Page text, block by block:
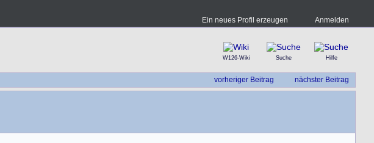
Ein neues Profil erzeugen Anmelden
W126-Wiki Suche Hilfe
vorheriger Beitrag nächster Beitrag